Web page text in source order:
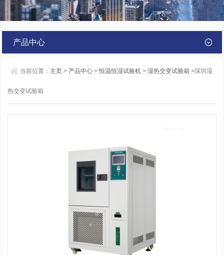
产品中心
当前位置： 主页 > 产品中心 >恒温恒湿试验机 >湿热交变试验箱 >深圳湿
热交变试验箱